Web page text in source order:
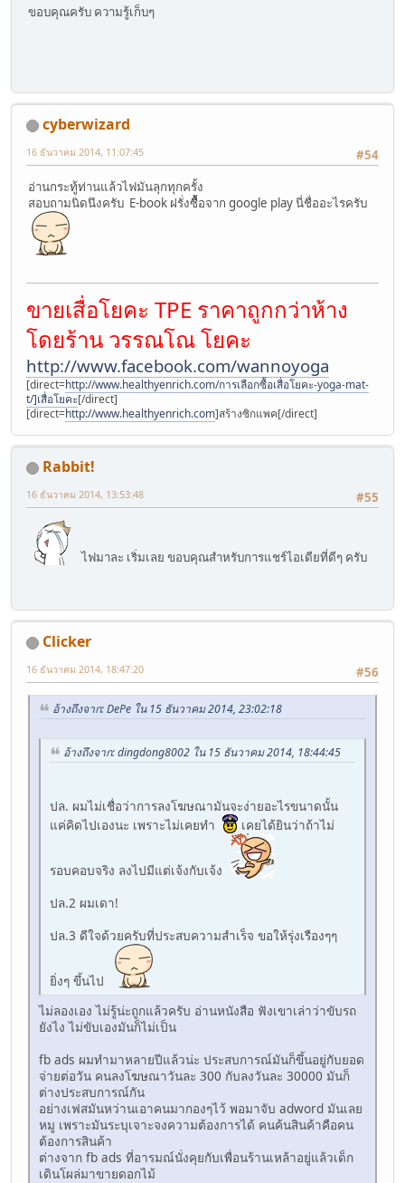
ขอบคุณครับ ความรู้เก็บๆ
cyberwizard
#54
16 ธันวาคม 2014, 11:07:45
อ่านกระทู้ท่านแล้วไฟมันลุกทุกครั้ง
สอบถามนิดนึงครับ E-book ฝรั่งซื้อจาก google play นี่ชื่ออะไรครับ
ขายเสื่อโยคะ TPE ราคาถูกกว่าห้าง
โดยร้าน วรรณโณ โยคะ
http://www.facebook.com/wannoyoga
[direct=http://www.healthyenrich.com/การเลือกซื้อเสื่อโยคะ-yoga-mat-
t/]เสื่อโยคะ[/direct]
[direct=http://www.healthyenrich.com]สร้างซิกแพค[/direct]
Rabbit!
#55
16 ธันวาคม 2014, 13:53:48
ไฟมาละ เริ่มเลย ขอบคุณสำหรับการแชร์ไอเดียที่ดีๆ ครับ
Clicker
#56
16 ธันวาคม 2014, 18:47:20
อ้างถึงจาก: DePe ใน 15 ธันวาคม 2014, 23:02:18
อ้างถึงจาก: dingdong8002 ใน 15 ธันวาคม 2014, 18:44:45
ปล. ผมไม่เชื่อว่าการลงโฆษณามันจะง่ายอะไรขนาดนั้น
แค่คิดไปเองนะ เพราะไม่เคยทำ
เคยได้ยินว่าถ้าไม่
รอบคอบจริง ลงไปมีแต่เจ้งกับเจ้ง
ปล.2 ผมเดา!
ปล.3 ดีใจด้วยครับที่ประสบความสำเร็จ ขอให้รุ่งเรืองๆๆ
ยิ่งๆ ขึ้นไป
ไม่ลองเอง ไม่รู้น่ะถูกแล้วครับ อ่านหนังสือ ฟังเขาเล่าว่าขับรถ
ยังไง ไม่ขับเองมันก็ไม่เป็น
fb ads ผมทำมาหลายปีแล้วน่ะ ประสบการณ์มันก็ขึ้นอยู่กับยอด
จ่ายต่อวัน คนลงโฆษณาวันละ 300 กับลงวันละ 30000 มันก็
ต่างประสบการณ์กัน
อย่างเฟสมันหว่านเอาคนมากองๆไว้ พอมาจับ adword มันเลย
หมู เพราะมันระบุเจาะจงความต้องการได้ คนค้นสินค้าคือคน
ต้องการสินค้า
ต่างจาก fb ads ที่อารมณ์นั่งคุยกับเพื่อนร้านเหล้าอยู่แล้วเด็ก
เดินโผล่มาขายดอกไม้